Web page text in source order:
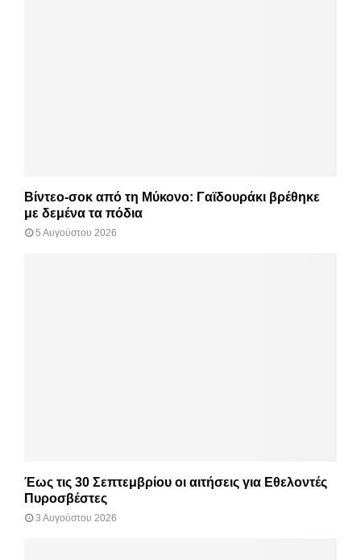
Βίντεο-σοκ από τη Μύκονο: Γαϊδουράκι βρέθηκε
με δεμένα τα πόδια
5 Αυγούστου 2026
Έως τις 30 Σεπτεμβρίου οι αιτήσεις για Εθελοντές
Πυροσβέστες
3 Αυγούστου 2026